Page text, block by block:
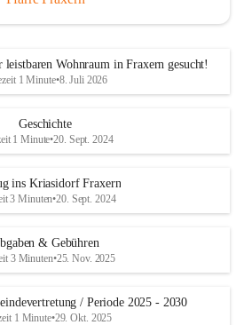
Wohnraum in Fraxern gesucht!
1 Minute•8. Juli 2026
Geschichte
1 Minute•20. Sept. 2024
ins Kriasidorf Fraxern
3 Minuten•20. Sept. 2024
& Gebühren
3 Minuten•25. Nov. 2025
/ Periode 2025 - 2030
1 Minute•29. Okt. 2025